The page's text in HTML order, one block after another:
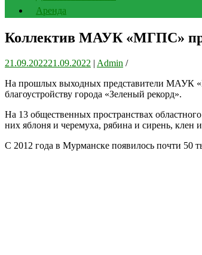
Аренда
Коллектив МАУК «МГПС»
21.09.202221.09.2022 | Admin /
На прошлых выходных представители МАУК
благоустройству города «Зеленый рекорд».
На 13 общественных пространствах
них яблоня и черемуха, рябина и сирень,
С 2012 года в Мурманске появилось почти 50